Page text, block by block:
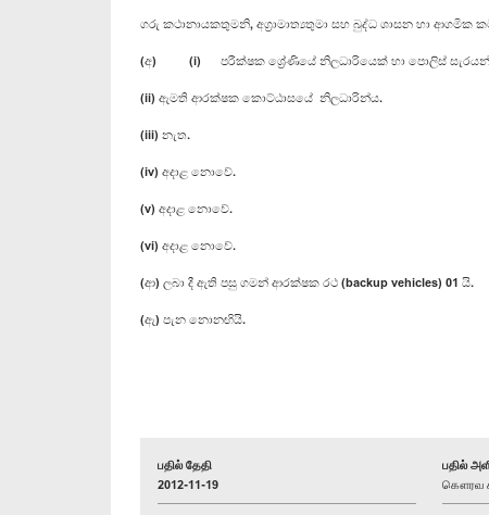
ගරු කථානායකතුමනි, අග්‍රාමාත්‍යතුමා සහ බුද්ධ ශාසන හා ආගමික
(අ) (i) පරීක්ෂක ශ්‍රේණියේ නිලධාරියෙක් හා පොලිස් සැරයන්
(ii) ඇමති ආරක්ෂක කොට්ඨාසයේ නිලධාරින්ය.
(iii) නැත.
(iv) අදාළ නොවේ.
(v) අදාළ නොවේ.
(vi) අදාළ නොවේ.
(ආ) ලබා දී ඇති පසු ගමන් ආරක්ෂක රථ (backup vehicles) 01 යි.
(ඇ) පැන නොනඟියි.
பதில் தேதி
2012-11-19
பதில்
கௌரவ